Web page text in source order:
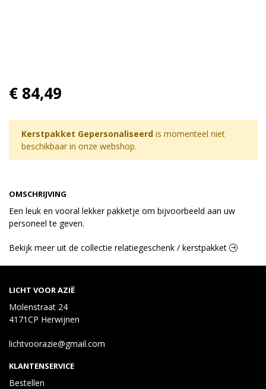
OMSCHRIJVING
Een leuk en vooral lekker pakketje om bijvoorbeeld aan uw
personeel te geven.
€ 84,49
Kerstpakket Gepersonaliseerd is momenteel niet
beschikbaar in onze webshop.
Bekijk meer uit de collectie relatiegeschenk / kerstpakket
LICHT VOOR AZIË
Molenstraat 24
4171CP Herwijnen
lichtvoorazie@gmail.com
KLANTENSERVICE
Bestellen